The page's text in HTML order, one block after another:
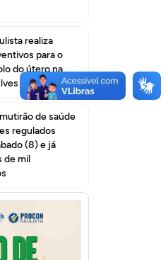
realiza
para o
do útero na
I
de saúde
regulados
(8) e já
de mil